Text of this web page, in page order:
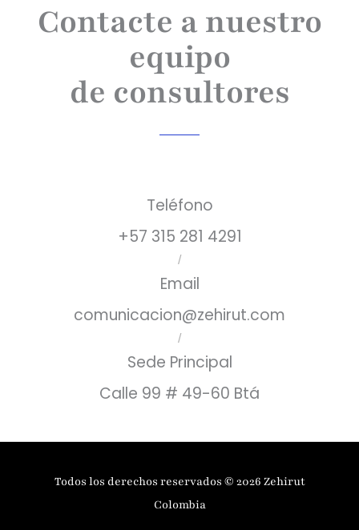
Contacte a nuestro
equipo
de consultores
Teléfono
+57 315 281 4291
/
Email
comunicacion@zehirut.com
/
Sede Principal
Calle 99 # 49-60 Btá
Todos los derechos reservados © 2026 Zehirut
Colombia